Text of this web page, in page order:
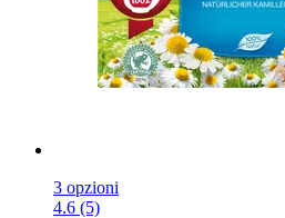
3 opzioni
4.6 (5)